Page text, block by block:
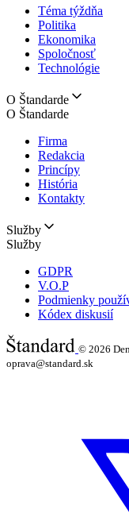
Téma týždňa
Politika
Ekonomika
Spoločnosť
Technológie
O Štandarde
O Štandarde
Firma
Redakcia
Princípy
História
Kontakty
Služby
Služby
GDPR
V.O.P
Podmienky
Kódex diskusií
© 2026
oprava@standard.sk